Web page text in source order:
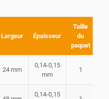
Largeur Épaisseur
Taille
du
paquet
24 mm
0,14-0,15
mm
1
0,14-0,15